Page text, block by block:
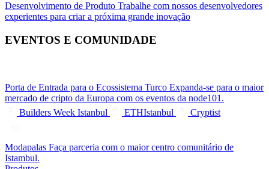
Desenvolvimento de Produto Trabalhe com nossos desenvolvedores
experientes para criar a próxima grande inovação
EVENTOS E COMUNIDADE
Porta de Entrada para o Ecossistema Turco Expanda-se para o maior
mercado de cripto da Europa com os eventos da node101.
Builders Week Istanbul
ETHIstanbul Cryptist
Modapalas Faça parceria com o maior centro comunitário de
Istambul.